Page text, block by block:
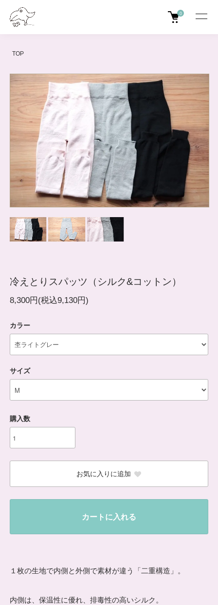
0
TOP
冷えとりスパッツ（シルク&コットン）
8,300円(税込9,130円)
カラー
サイズ
購入数
お気に入りに追加
カートに入れる
１枚の生地で内側と外側で素材が違う「二重構造」。
内側は、保温性に優れ、排毒性の高いシルク。